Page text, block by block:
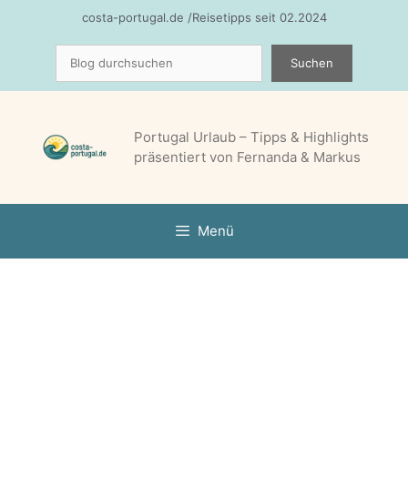
costa-portugal.de /Reisetipps seit 02.2024
Suchen
Portugal Urlaub – Tipps & Highlights
präsentiert von Fernanda & Markus
Menü